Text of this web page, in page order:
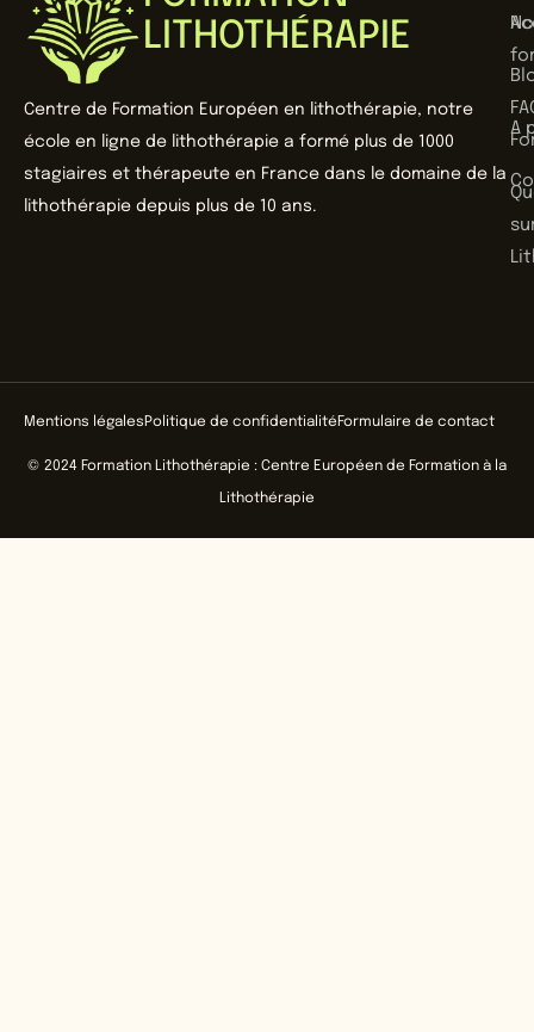
LITHOTHÉRAPIE
Centre de Formation Européen en lithothérapie, notre
école en ligne de lithothérapie a formé plus de 1000
stagiaires et thérapeute en France dans le domaine de la
lithothérapie depuis plus de 10 ans.
A
© 2024 Formation Lithothérapie : Centre Européen de Formation à la
Lithothérapie
Mentions légalesPolitique de confidentialitéFormulaire de contact